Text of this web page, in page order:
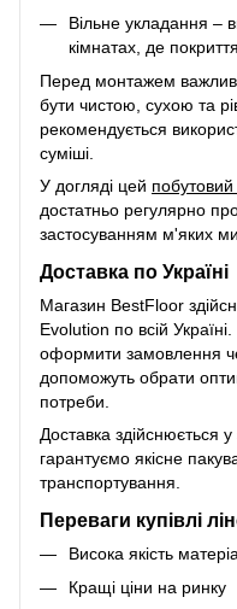
Вільне укладання –
кімнатах, де
Перед монтажем
бути чистою, сухою та
рекомендується
суміші.
У догляді цей
достатньо регулярно
застосуванням м'яких
Доставка по Україні
Магазин BestFloor
Evolution по всій
оформити замовлення
допоможуть обрати
потреби.
Доставка здійснюється
гарантуємо якісне
транспортування.
Переваги купівлі
Висока якість
Кращі ціни на ринку